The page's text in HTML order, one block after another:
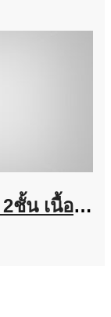
รหัสC7253 ให้เช่าบ้านเดี่ยว 2ชั้น เนื้อที่ประมาณ 100 ตารางวา ย่านถนนนวมินทร์ บ้านตกแต่งพร้อมอยู่